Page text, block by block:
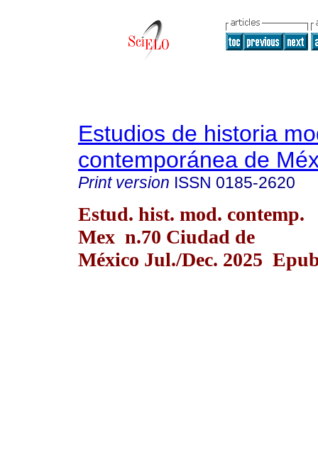
Estudios de historia
contemporánea de
Print version ISSN 0185-2620
Estud. hist. mod. contemp.
Mex n.70 Ciudad de
México Jul./Dec. 2025